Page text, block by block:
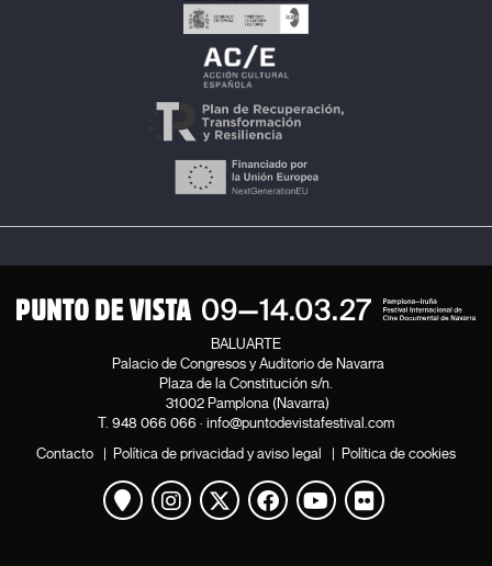
BALUARTE
Palacio de Congresos y Auditorio de Navarra
Plaza de la Constitución s/n.
31002 Pamplona (Navarra)
T. 948 066 066 · info@puntodevistafestival.com
Contacto | Política de privacidad y aviso legal | Política de cookies
Ver mapa
Instagram
Twitter
Facebook
Youtube
Flickr